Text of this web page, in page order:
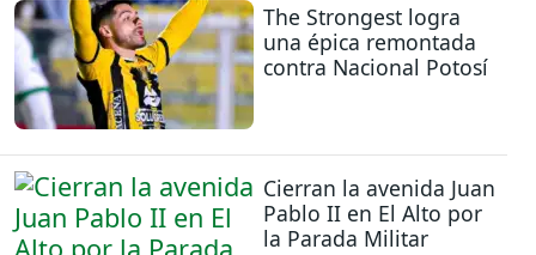
The Strongest logra
una épica remontada
contra Nacional Potosí
Cierran la avenida Juan
Pablo II en El Alto por
la Parada Militar